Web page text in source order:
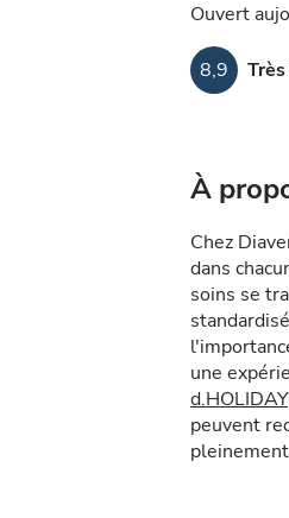
Ouvert
8,9
À
Chez
dans
soins se
une
d.HOLIDAY
peuvent